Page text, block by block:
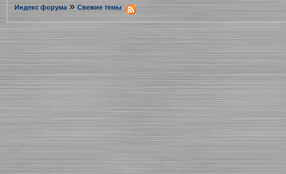
Индекс форума » Свежие темы